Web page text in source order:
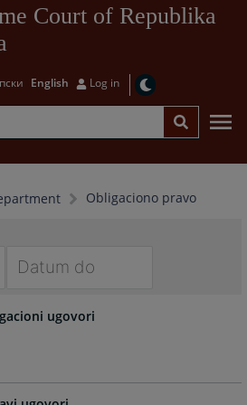
Court of Republika
English Log in
Obligaciono pravo
forward
the
ugovori